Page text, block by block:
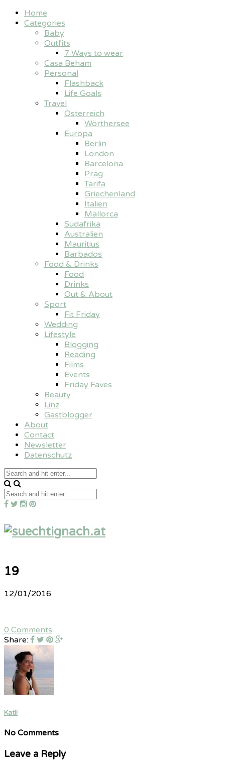
Home
Categories
Baby
Outfits
7 Ways to wear
Casa Beham
Personal
Flashback
Life Goals
Travel
Österreich
Wörthersee
Europa
Berlin
London
Barcelona
Prag
Tarifa
Griechenland
Italien
Mallorca
Südafrika
Australien
Mauritius
Barbados
Food & Drinks
Food
Drinks
Out & About
Sport
Fit Friday
Wedding
Lifestyle
Blogging
Reading
Films
Events
Friday Faves
Beauty
Linz
Gastblogger
About
Contact
Newsletter
Datenschutz
19
12/01/2016
0 Comments
Share:
Katii
No Comments
Leave a Reply